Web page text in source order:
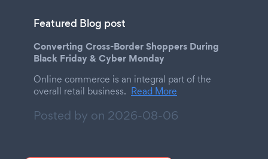
Featured Blog post
Converting Cross-Border Shoppers During
Black Friday & Cyber Monday
Online commerce is an integral part of the
overall retail business. Read More
Posted by on 2026-08-06